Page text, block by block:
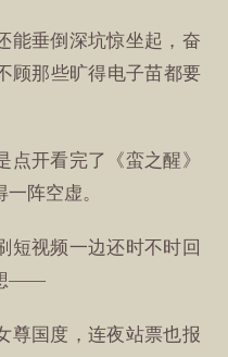
能垂倒深坑惊坐起，奋
顾那些旷得电子苗都要
开看完了《蛮之醒》
阵空虚。
短视频一边还时不时回
想——
尊国度，连夜站票也报